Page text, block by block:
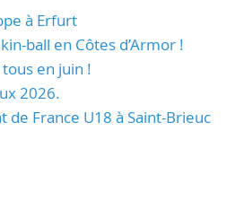
à Erfurt
ball en Côtes d’Armor !
en juin !
2026.
de France U18 à Saint-Brieuc